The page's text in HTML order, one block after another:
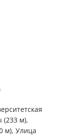
(233 м),
м), Улица